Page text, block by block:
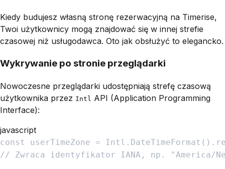
Kiedy budujesz własną stronę rezerwacyjną na Timerise,
Twoi użytkownicy mogą znajdować się w innej strefie
czasowej niż usługodawca. Oto jak obsłużyć to elegancko.
Wykrywanie po stronie przeglądarki
Nowoczesne przeglądarki udostępniają strefę czasową
użytkownika przez Intl API (Application Programming
Interface):
javascript
const userTimeZone = Intl . DateTimeFormat ( ) .
// Zwraca identyfikator IANA, np. "America/